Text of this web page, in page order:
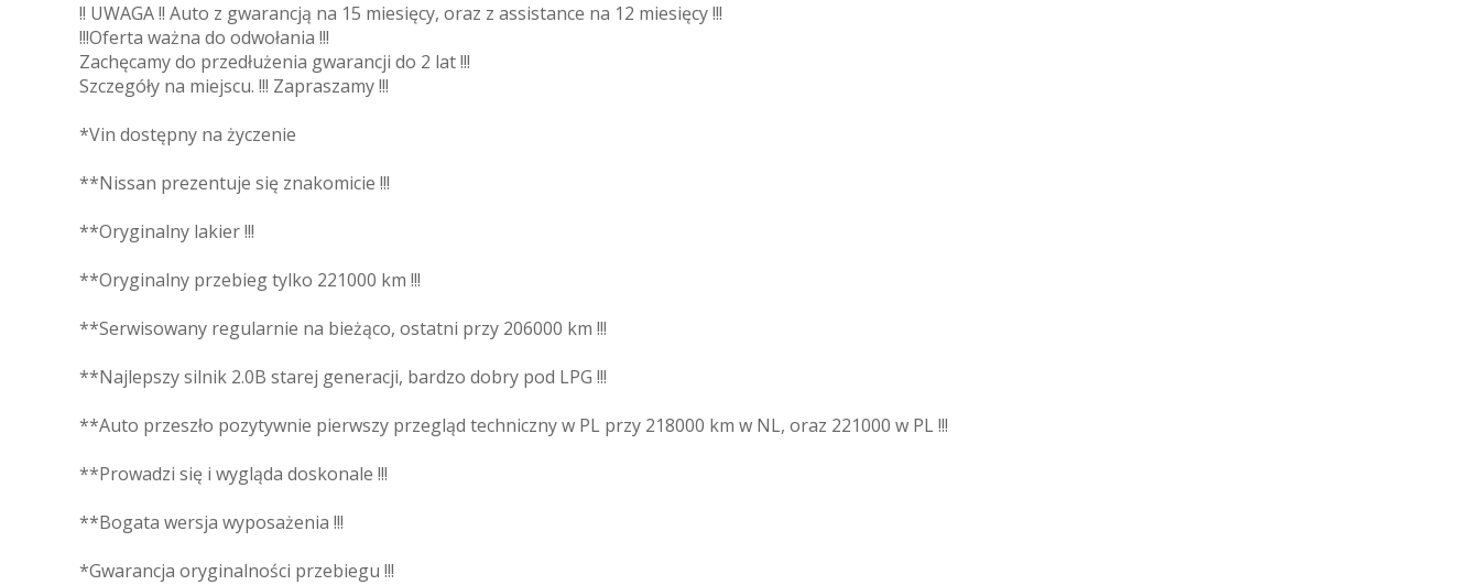
!! UWAGA !! Auto z gwarancją na 15 miesięcy, oraz z assistance na 12 miesięcy !!!
!!!Oferta ważna do odwołania !!!
Zachęcamy do przedłużenia gwarancji do 2 lat !!!
Szczegóły na miejscu. !!! Zapraszamy !!!
*Vin dostępny na życzenie
**Nissan prezentuje się znakomicie !!!
**Oryginalny lakier !!!
**Oryginalny przebieg tylko 221000 km !!!
**Serwisowany regularnie na bieżąco, ostatni przy 206000 km !!!
**Najlepszy silnik 2.0B starej generacji, bardzo dobry pod LPG !!!
**Auto przeszło pozytywnie pierwszy przegląd techniczny w PL przy 218000 km w NL, oraz 221000 w PL !!!
**Prowadzi się i wygląda doskonale !!!
**Bogata wersja wyposażenia !!!
*Gwarancja oryginalności przebiegu !!!